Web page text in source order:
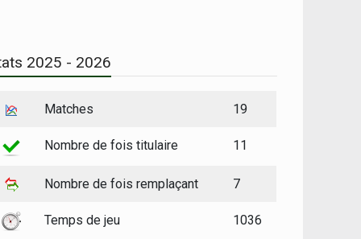
2025 - 2026
Matches 19
Nombre de fois titulaire 11
Nombre de fois remplaçant 7
Temps de jeu 1036